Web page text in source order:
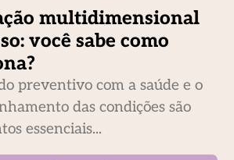
multidimensional
você sabe como
preventivo com a saúde e o
das condições são
essenciais...